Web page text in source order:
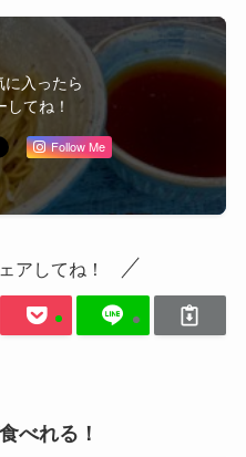
入ったら
てね！
Follow Me
アしてね！
べれる！